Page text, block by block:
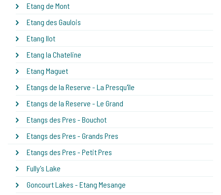
Etang de Mont
Etang des Gaulois
Etang Ilot
Etang la Chateline
Etang Maguet
Etangs de la Reserve - La Presqu'île
Etangs de la Reserve - Le Grand
Etangs des Pres - Bouchot
Etangs des Pres - Grands Pres
Etangs des Pres - Petit Pres
Fully's Lake
Goncourt Lakes - Etang Mesange